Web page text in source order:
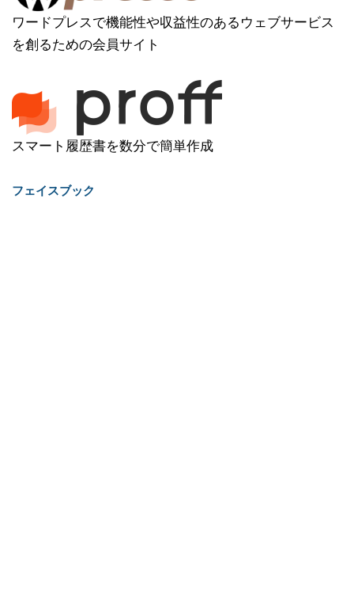
ワードプレスで機能性や収益性のあるウェブサービス
を創るための会員サイト
スマート履歴書を数分で簡単作成
フェイスブック